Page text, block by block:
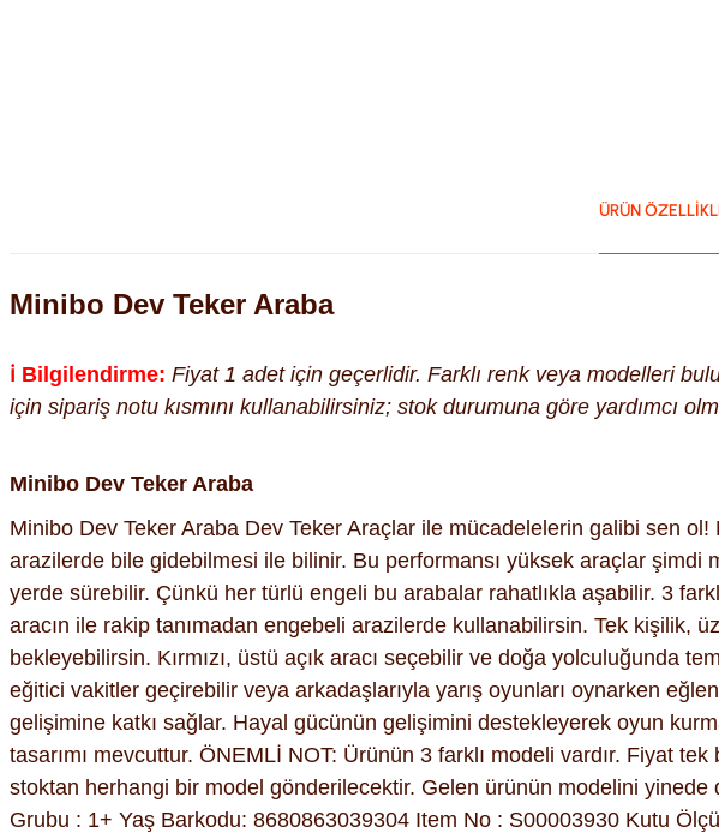
ÜRÜN
Minibo Dev Teker Araba
ℹ️ Bilgilendirme: Fiyat 1 adet için geçerlidir. Farklı renk veya modelleri
için sipariş notu kısmını kullanabilirsiniz; stok durumuna göre yardımcı
Minibo Dev Teker Araba
Minibo Dev Teker Araba Dev Teker Araçlar ile mücadelelerin galibi sen
arazilerde bile gidebilmesi ile bilinir. Bu performansı yüksek araçlar
yerde sürebilir. Çünkü her türlü engeli bu arabalar rahatlıkla aşabilir. 3
aracın ile rakip tanımadan engebeli arazilerde kullanabilirsin. Tek kişilik,
bekleyebilirsin. Kırmızı, üstü açık aracı seçebilir ve doğa yolculuğunda
eğitici vakitler geçirebilir veya arkadaşlarıyla yarış oyunları oynarken
gelişimine katkı sağlar. Hayal gücünün gelişimini destekleyerek oyun
tasarımı mevcuttur. ÖNEMLİ NOT: Ürünün 3 farklı modeli vardır. Fiyat
stoktan herhangi bir model gönderilecektir. Gelen ürünün modelini
Grubu : 1+ Yaş Barkodu: 8680863039304 Item No : S00003930 Kutu